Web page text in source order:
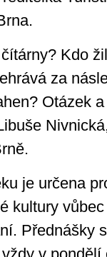
Kdo
za
Otázek
je určena
kultury
Přednášky